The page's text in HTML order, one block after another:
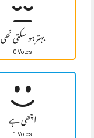
بہتر ہو سکتی تھی
0 Votes
اچھی ہے
1 Votes